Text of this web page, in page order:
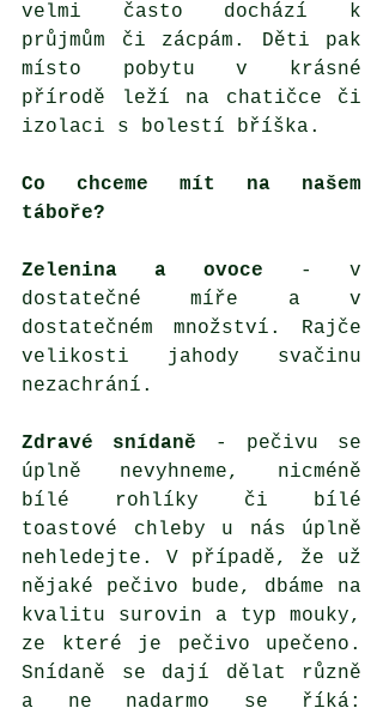
velmi často dochází k
průjmům či zácpám. Děti pak
místo pobytu v krásné
přírodě leží na chatičce či
izolaci s bolestí bříška.
Co chceme mít na našem
táboře?
Zelenina a ovoce - v
dostatečné míře a v
dostatečném množství. Rajče
velikosti jahody svačinu
nezachrání.
Zdravé snídaně - pečivu se
úplně nevyhneme, nicméně
bílé rohlíky či bílé
toastové chleby u nás úplně
nehledejte. V případě, že už
nějaké pečivo bude, dbáme na
kvalitu surovin a typ mouky,
ze které je pečivo upečeno.
Snídaně se dají dělat různě
a ne nadarmo se říká: